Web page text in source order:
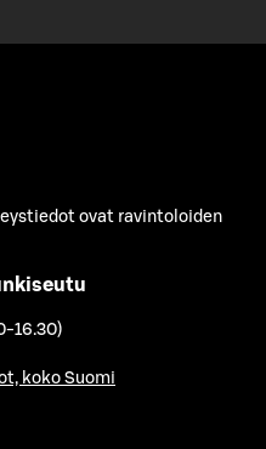
ovat ravintoloiden
16.30)
koko Suomi